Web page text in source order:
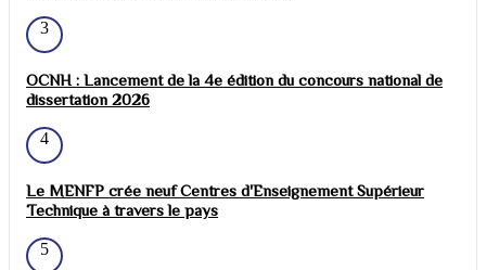
3
OCNH : Lancement de la 4e édition du concours national de
dissertation 2026
4
Le MENFP crée neuf Centres d'Enseignement Supérieur
Technique à travers le pays
5